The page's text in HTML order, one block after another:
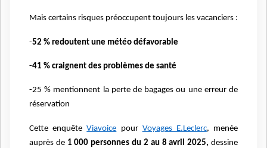
Mais certains risques préoccupent toujours les vacanciers :
-52 % redoutent une météo défavorable
-41 % craignent des problèmes de santé
-25 % mentionnent la perte de bagages ou une erreur de
réservation
Cette enquêteViavoice pour Voyages E.Leclerc, menée
auprès de 1 000 personnes du 2 au 8 avril 2025, dessine